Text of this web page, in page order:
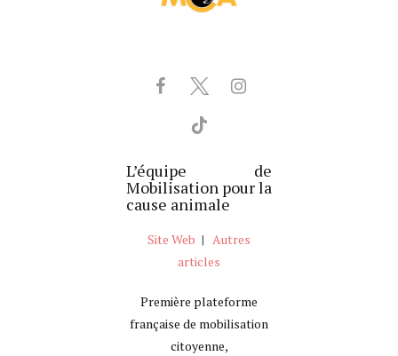
L’équipe de
Mobilisation pour la
cause animale
Site Web | Autres
articles
Première plateforme
française de mobilisation
citoyenne,